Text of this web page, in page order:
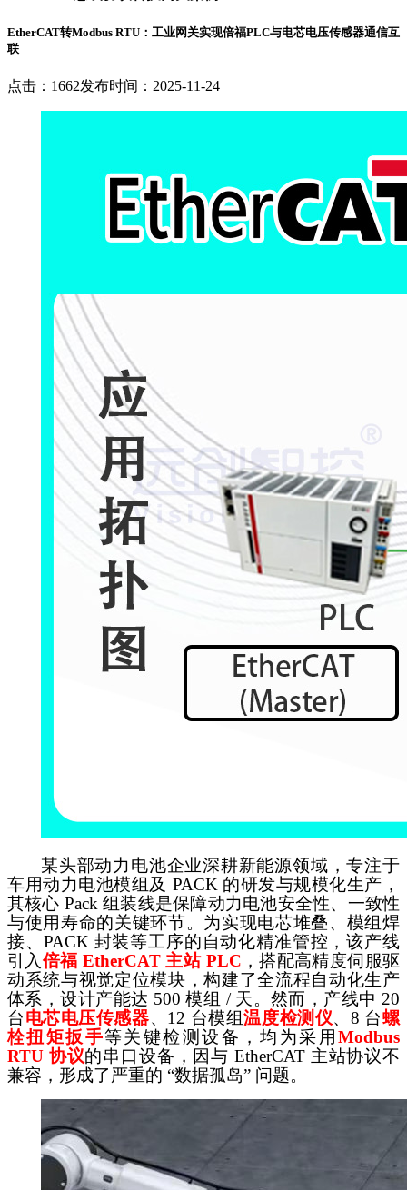
EtherCAT转Modbus RTU：工业网关实现倍福PLC与电芯电压传感器通信互
联
点击：1662发布时间：2025-11-24
某头部动力电池企业深耕新能源领域，专注于
车用动力电池模组及 PACK 的研发与规模化生产，
其核心 Pack 组装线是保障动力电池安全性、一致性
与使用寿命的关键环节。为实现电芯堆叠、模组焊
接、PACK 封装等工序的自动化精准管控，该产线
引入 倍福 EtherCAT 主站 PLC ，搭配高精度伺服驱
动系统与视觉定位模块，构建了全流程自动化生产
体系，设计产能达 500 模组 / 天。然而，产线中 20
台电芯电压传感器、 12 台模组温度检测仪、 8 台螺
栓扭矩扳手等关键检测设备，均为采用Modbus
RTU 协议的串口设备，因与 EtherCAT 主站协议不
兼容，形成了严重的 “数据孤岛” 问题。